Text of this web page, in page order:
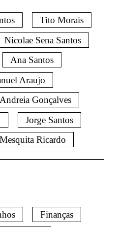
Tito Morais
Nicolae Sena Santos
Ana Santos
Araujo
Andreia Gonçalves
Jorge Santos
Mesquita Ricardo
Finanças